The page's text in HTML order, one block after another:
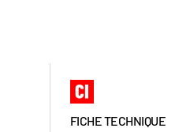
FICHE TECHNIQUE